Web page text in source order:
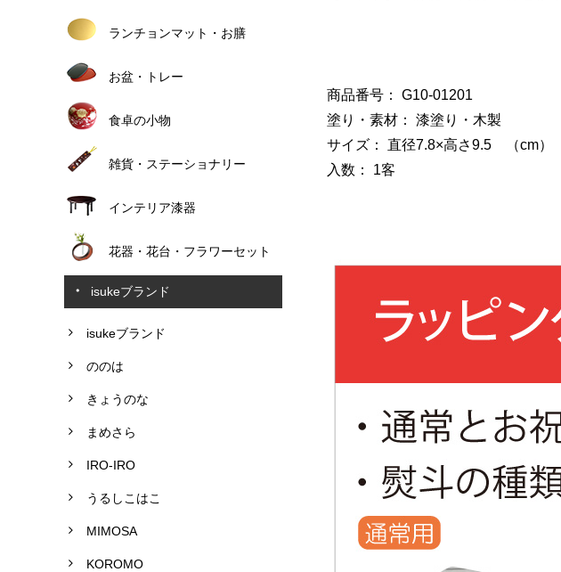
ランチョンマット・お膳
お盆・トレー
食卓の小物
雑貨・ステーショナリー
インテリア漆器
花器・花台・フラワーセット
isukeブランド
isukeブランド
ののは
きょうのな
まめさら
IRO-IRO
うるしこはこ
MIMOSA
KOROMO
商品番号： G10-01201
塗り・素材： 漆塗り・木製
サイズ： 直径7.8×高さ9.5 （cm）
入数： 1客